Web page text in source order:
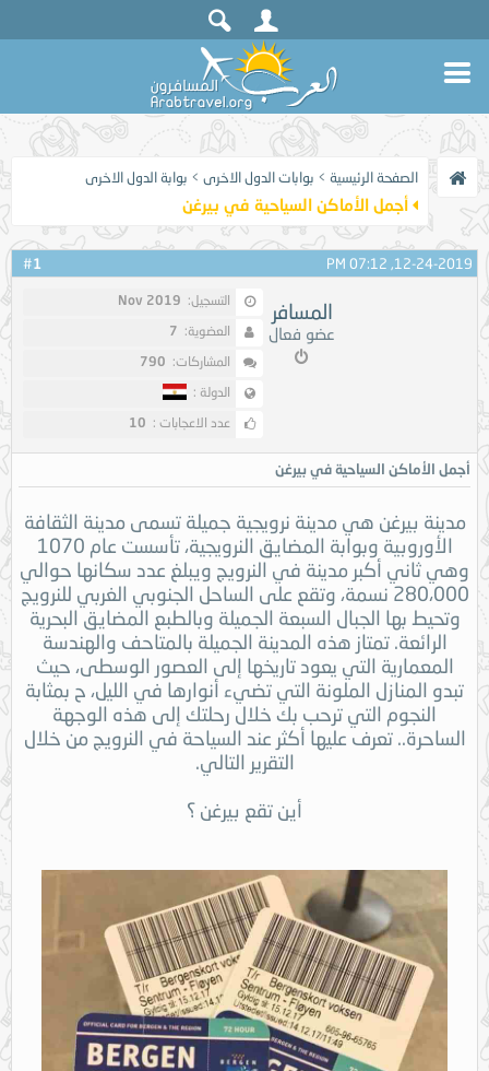
الصفحة الرئيسية > بوابات الدول الاخرى > بوابة الدول الاخرى
أجمل الأماكن السياحية في بيرغن
1 12-24-2019, 07:12 PM
المسافر
عضو فعال
التسجيل: Nov 2019
العضوية: 7
المشاركات: 790
الدولة :
عدد الاعجابات : 10
أجمل الأماكن السياحية في بيرغن
مدينة بيرغن هي مدينة نرويجية جميلة تسمى مدينة الثقافة
الأوروبية وبوابة المضايق النرويجية، تأسست عام 1070
وهي ثاني أكبر مدينة في النرويج ويبلغ عدد سكانها حوالي
280،000 نسمة، وتقع على الساحل الجنوبي الغربي للنرويج
وتحيط بها الجبال السبعة الجميلة وبالطبع المضايق البحرية
الرائعة. تمتاز هذه المدينة الجميلة بالمتاحف والهندسة
المعمارية التي يعود تاريخها إلى العصور الوسطى، حيث
تبدو المنازل الملونة التي تضيء أنوارها في الليل، ح بمثابة
النجوم التي ترحب بك خلال رحلتك إلى هذه الوجهة
الساحرة.. تعرف عليها أكثر عند السياحة في النرويج من خلال
التقرير التالي.
أين تقع بيرغن ؟